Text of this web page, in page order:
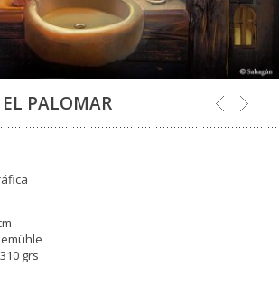
PALOMAR
grs